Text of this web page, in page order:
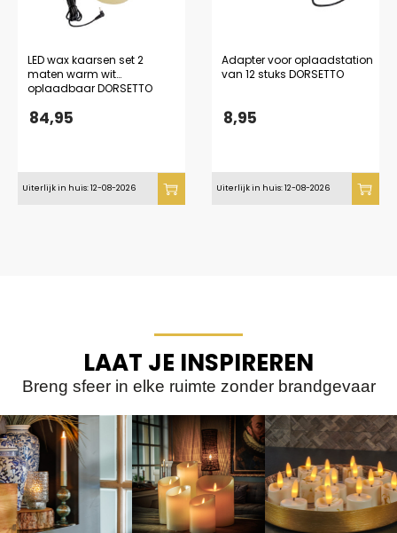
LED wax kaarsen set 2
maten warm wit
oplaadbaar DORSETTO
84,95
Uiterlijk in huis: 12-08-2026
Adapter voor oplaadstation
van 12 stuks DORSETTO
8,95
Uiterlijk in huis: 12-08-2026
LAAT JE INSPIREREN
Breng sfeer in elke ruimte zonder brandgevaar